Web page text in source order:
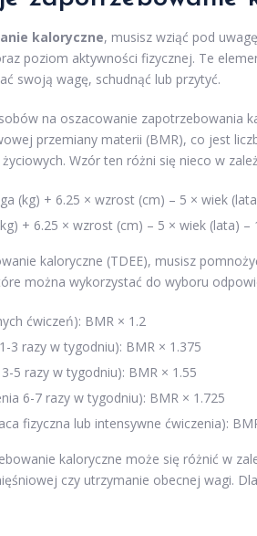
kaloryczne, musisz wziąć pod
poziom aktywności fizycznej. Te
swoją wagę, schudnąć lub przytyć.
na oszacowanie zapotrzebowania
przemiany materii (BMR), co jest
Wzór ten różni się nieco w
(kg) + 6.25 × wzrost (cm) – 5 × wiek
+ 6.25 × wzrost (cm) – 5 × wiek (lata) –
kaloryczne (TDEE), musisz
można wykorzystać do wyboru
ćwiczeń): BMR × 1.2
3 razy w tygodniu): BMR × 1.375
5 razy w tygodniu): BMR × 1.55
6-7 razy w tygodniu): BMR × 1.725
fizyczna lub intensywne ćwiczenia):
kaloryczne może się różnić w
czy utrzymanie obecnej wagi.